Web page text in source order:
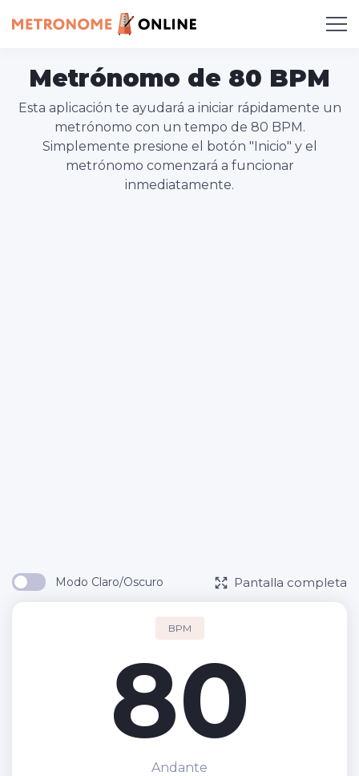
Metrónomo de 80 BPM
Esta aplicación te ayudará a iniciar rápidamente un
metrónomo con un tempo de 80 BPM.
Simplemente presione el botón "Inicio" y el
metrónomo comenzará a funcionar
inmediatamente.
Modo Claro/Oscuro Pantalla completa
BPM
80
Andante